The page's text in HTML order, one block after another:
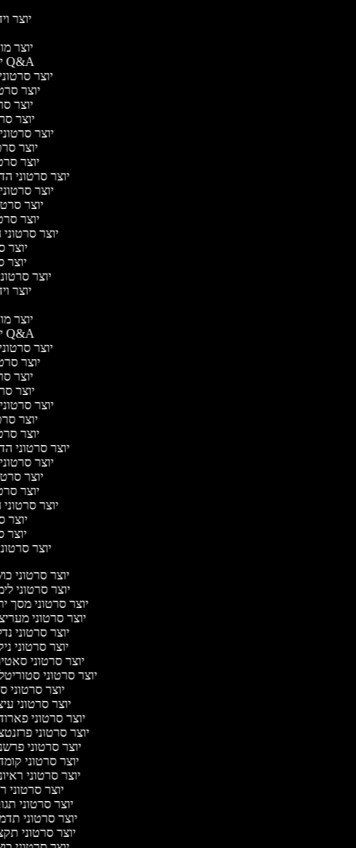
יוצר
יוצר
יוצר סרטוני Q&A
יוצר
יוצר
יוצר
יוצר
יוצר
יוצר
יוצר
יוצר סרטוני
יוצר
יוצר
יוצר
יוצר
יוצר
יוצר
יוצר
יוצר
יוצר
יוצר סרטוני Q&A
יוצר
יוצר
יוצר
יוצר
יוצר
יוצר
יוצר
יוצר סרטוני
יוצר
יוצר
יוצר
יוצר
יוצר
יוצר
יוצר
יוצר סרטוני
יוצר סרטוני
יוצר סרטוני מסך
יוצר סרטוני
יוצר סרטוני
יוצר סרטוני
יוצר סרטוני
יוצר סרטוני
יוצר סרטוני
יוצר סרטוני
יוצר סרטוני
יוצר סרטוני
יוצר סרטוני
יוצר סרטוני
יוצר סרטוני
יוצר סרטוני
יוצר סרטוני
יוצר סרטוני
יוצר סרטוני